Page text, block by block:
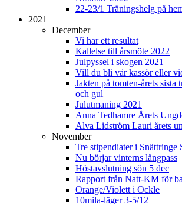
22-23/1 Träningshelg på
2021
December
Vi har ett resultat
Kallelse till årsmöte 2022
Julpyssel i skogen 2021
Vill du bli vår kassör eller
Jakten på tomten-årets
och gul
Julutmaning 2021
Anna Tedhamre Årets
Alva Lidström Lauri årets
November
Tre stipendiater i Snättringe
Nu börjar vinterns långpass
Höstavslutning sön 5 dec
Rapport från Natt-KM för
Orange/Violett i Ockle
10mila-läger 3-5/12